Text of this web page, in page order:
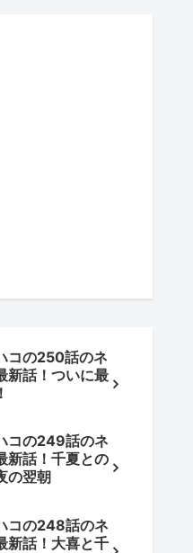
コの250話のネ
新話！ついに最
コの249話のネ
新話！千夏との
の翌朝
コの248話のネ
新話！大喜と千